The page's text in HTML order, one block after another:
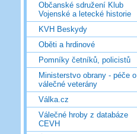
Občanské sdružení Klub
Vojenské a letecké historie
KVH Beskydy
Oběti a hrdinové
Pomníky četníků, policistů
Ministerstvo obrany - péče o
válečné veterány
Válka.cz
Válečné hroby z databáze
CEVH